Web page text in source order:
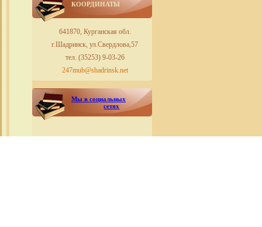
КООРДИНАТЫ
641870, Курганская обл.
г.Шадринск, ул.Свердлова,57
тел. (35253) 9-03-26
247mub@shadrinsk.net
Мы в социальных
сетях